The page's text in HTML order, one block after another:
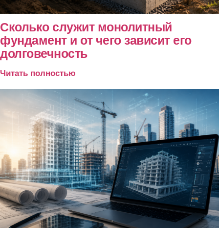
Сколько служит монолитный
фундамент и от чего зависит его
долговечность
Читать полностью